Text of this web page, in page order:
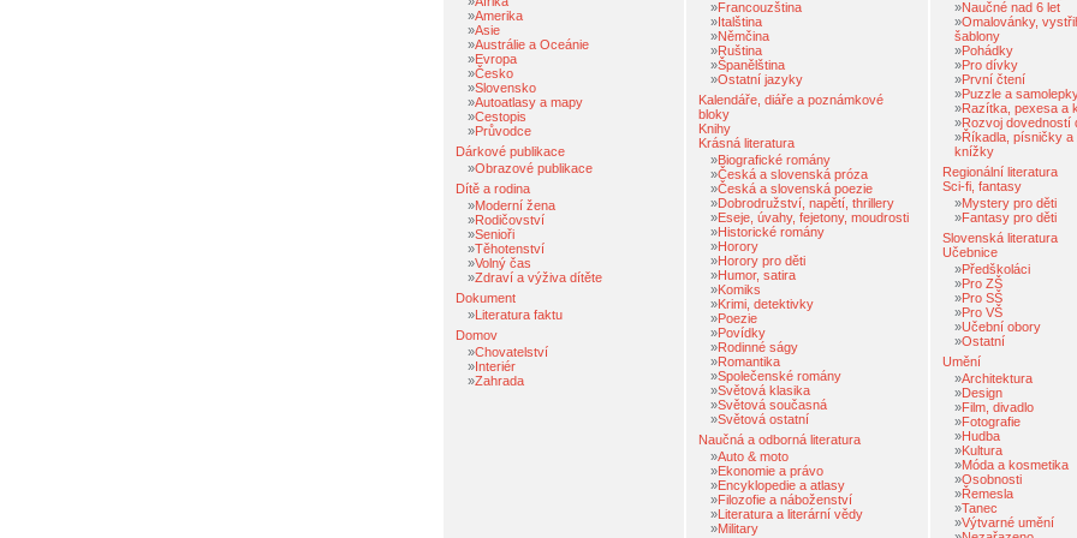
»Amerika
»Asie
»Austrálie a Oceánie
»Evropa
»Česko
»Slovensko
»Autoatlasy a mapy
»Cestopis
»Průvodce
Dárkové publikace
»Obrazové publikace
Dítě a rodina
»Moderní žena
»Rodičovství
»Senioři
»Těhotenství
»Volný čas
»Zdraví a výživa dítěte
Dokument
»Literatura faktu
Domov
»Chovatelství
»Interiér
»Zahrada
»Francouzština
»Italština
»Němčina
»Ruština
»Španělština
»Ostatní jazyky
Kalendáře, diáře a poznámkové
bloky
Knihy
Krásná literatura
»Biografické romány
»Česká a slovenská próza
»Česká a slovenská poezie
»Dobrodružství, napětí, thrillery
»Eseje, úvahy, fejetony, moudrosti
»Historické romány
»Horory
»Horory pro děti
»Humor, satira
»Komiks
»Krimi, detektivky
»Poezie
»Povídky
»Rodinné ságy
»Romantika
»Společenské romány
»Světová klasika
»Světová současná
»Světová ostatní
Naučná a odborná literatura
»Auto & moto
»Ekonomie a právo
»Encyklopedie a atlasy
»Filozofie a náboženství
»Literatura a literární vědy
»Military
»Naučné nad 6 let
»Omalovánky,
šablony
»Pohádky
»Pro dívky
»První čtení
»Puzzle a
»Razítka, pexesa a
»Rozvoj dovedností
»Říkadla, písničky
knížky
Regionální literatura
Sci-fi, fantasy
»Mystery pro děti
»Fantasy pro děti
Slovenská literatura
Učebnice
»Předškoláci
»Pro ZŠ
»Pro SŠ
»Pro VŠ
»Učební obory
»Ostatní
Umění
»Architektura
»Design
»Film, divadlo
»Fotografie
»Hudba
»Kultura
»Móda a kosmetika
»Osobnosti
»Řemesla
»Tanec
»Výtvarné umění